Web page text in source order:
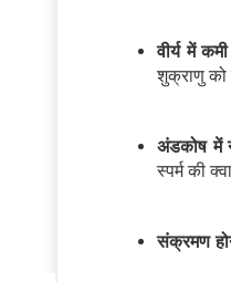
वीर्य में
शुक्राणु को
अंडकोष में
स्पर्म की
संक्रमण